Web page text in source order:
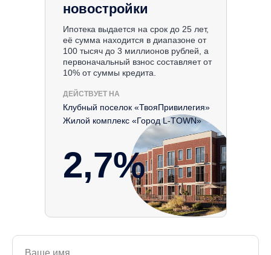
Ипотека выдается на срок до 25 лет,
её сумма находится в диапазоне от
100 тысяч до 3 миллионов рублей, а
первоначальный взнос составляет от
10% от суммы кредита.
новостройки
ДЕЙСТВУЕТ НА
Клубный поселок «ТвояПривилегия»
2,7%
Жилой комплекс «Город L-TOWN»